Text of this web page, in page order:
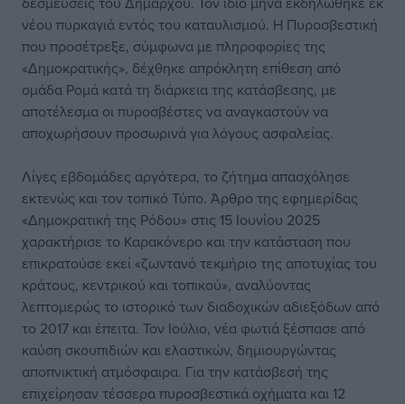
νέου πυρκαγιά εντός του καταυλισμού. Η Πυροσβεστική
που προσέτρεξε, σύμφωνα με πληροφορίες της
«Δημοκρατικής», δέχθηκε απρόκλητη επίθεση από
ομάδα Ρομά κατά τη διάρκεια της κατάσβεσης, με
αποτέλεσμα οι πυροσβέστες να αναγκαστούν να
αποχωρήσουν προσωρινά για λόγους ασφαλείας.
Λίγες εβδομάδες αργότερα, το ζήτημα απασχόλησε
εκτενώς και τον τοπικό Τύπο. Άρθρο της εφημερίδας
«Δημοκρατική της Ρόδου» στις 15 Ιουνίου 2025
χαρακτήρισε το Καρακόνερο και την κατάσταση που
επικρατούσε εκεί «ζωντανό τεκμήριο της αποτυχίας του
κράτους, κεντρικού και τοπικού», αναλύοντας
λεπτομερώς το ιστορικό των διαδοχικών αδιεξόδων από
το 2017 και έπειτα. Τον Ιούλιο, νέα φωτιά ξέσπασε από
καύση σκουπιδιών και ελαστικών, δημιουργώντας
αποπνικτική ατμόσφαιρα. Για την κατάσβεσή της
επιχείρησαν τέσσερα πυροσβεστικά οχήματα και 12